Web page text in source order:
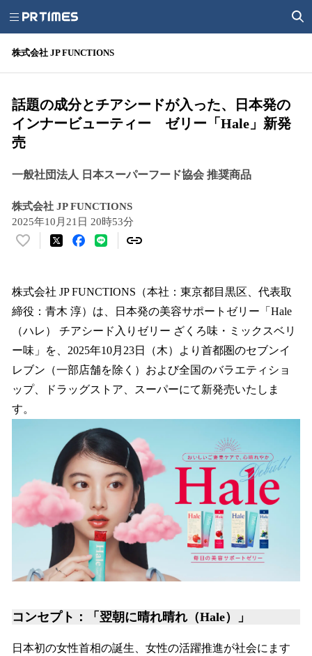
株式会社 JP FUNCTIONS
話題の成分とチアシードが入った、日本発の
インナービューティー ゼリー「Hale」新発
売
一般社団法人 日本スーパーフード協会 推奨商品
株式会社 JP FUNCTIONS
2025年10月21日 20時53分
い
！
数
を
読
み
込
み
中
す
株式会社 JP FUNCTIONS（本社：東京都目黒区、代表取
締役：青木 淳）は、日本発の美容サポートゼリー「Hale
（ハレ） チアシード入りゼリー ざくろ味・ミックスベリ
ー味」を、2025年10月23日（木）より首都圏のセブンイ
レブン（一部店舗を除く）および全国のバラエティショ
ップ、ドラッグストア、スーパーにて新発売いたしま
す。
コンセプト：「翌朝に晴れ晴れ（Hale）」
日本初の女性首相の誕生、女性の活躍推進が社会にます